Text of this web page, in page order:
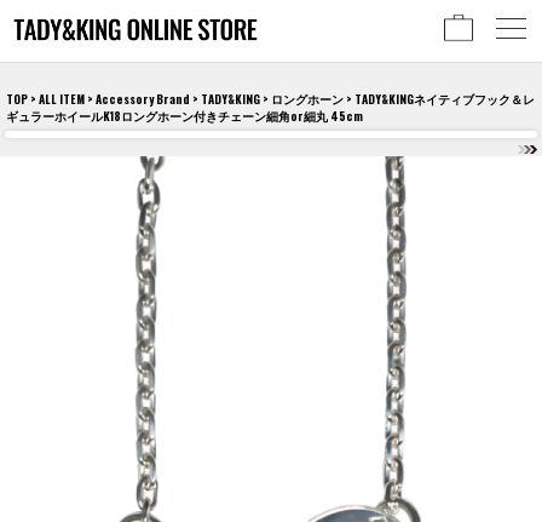
TOP > ALL ITEM > Accessory Brand > TADY&KING > ロングホーン > TADY&KINGネイティブフック＆レ
ギュラーホイールK18ロングホーン付きチェーン細角or細丸 45cm